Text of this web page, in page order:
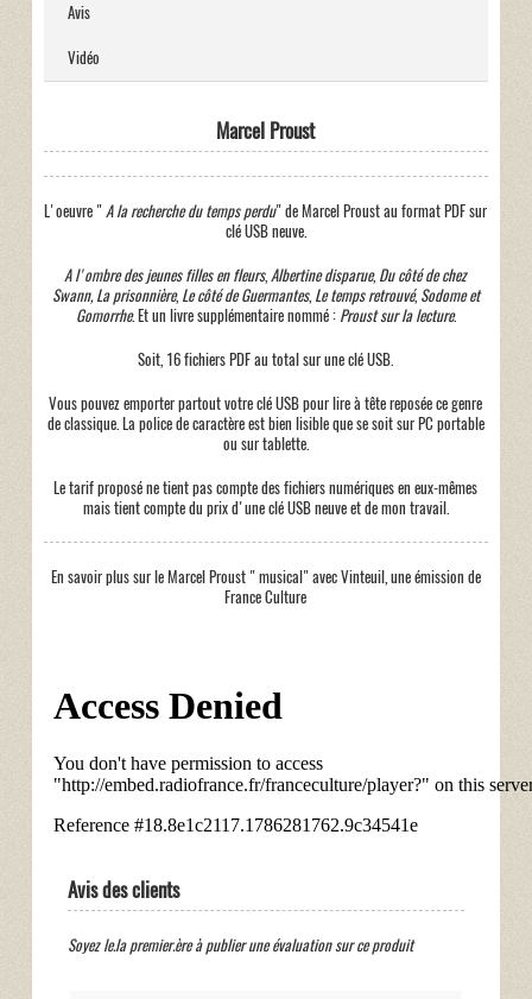
Avis
Vidéo
Marcel Proust
L'oeuvre " A la recherche du temps perdu" de Marcel Proust au format PDF sur
clé USB neuve.
A l'ombre des jeunes filles en fleurs, Albertine disparue, Du côté de chez
Swann, La prisonnière, Le côté de Guermantes, Le temps retrouvé,Sodome et
Gomorrhe. Et un livre supplémentaire nommé :Proust sur la lecture.
Soit, 16 fichiers PDF au total sur une clé USB.
Vous pouvez emporter partout votre clé USB pour lire à tête reposée ce genre
de classique. La police de caractère est bien lisible que se soit sur PC portable
ou sur tablette.
Le tarif proposé ne tient pas compte des fichiers numériques en eux-mêmes
mais tient compte du prix d'une clé USB neuve et de mon travail.
En savoir plus sur le Marcel Proust " musical" avec Vinteuil, une émission de
France Culture
Avis des clients
Soyez le.la premier.ère à publier une évaluation sur ce produit